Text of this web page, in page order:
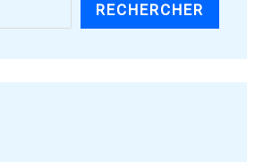
RECHERCHER